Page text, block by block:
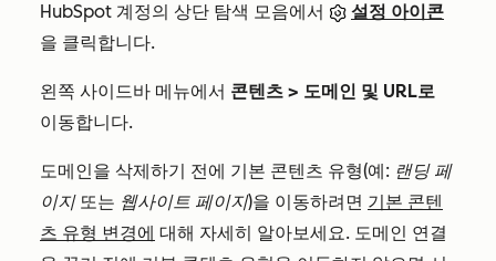
HubSpot 계정의 상단 탐색 모음에서
설정 아이콘
을 클릭합니다.
왼쪽 사이드바 메뉴에서 콘텐츠 > 도메인 및 URL로
이동합니다.
도메인을 삭제하기 전에 기본 콘텐츠 유형(예: 랜딩 페
이지또는 웹사이트 페이지)을 이동하려면 기본 콘텐
츠 유형 변경에 대해 자세히 알아보세요. 도메인 연결